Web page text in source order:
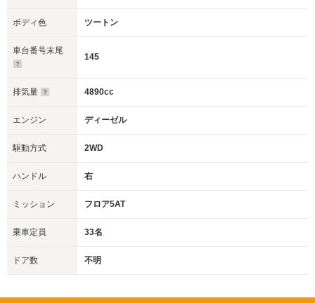
ボディ色 ツートン
車台番号末尾
145
排気量 4890cc
エンジン ディーゼル
駆動方式 2WD
ハンドル 右
ミッション フロア5AT
乗車定員 33名
ドア数 不明